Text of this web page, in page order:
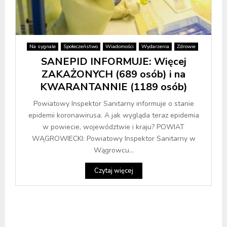
Na sygnale Społeczeństwo Wiadomości Wydarzenia Zdrowie
SANEPID INFORMUJE: Więcej
ZAKAŻONYCH (689 osób) i na
KWARANTANNIE (1189 osób)
Powiatowy Inspektor Sanitarny informuje o stanie
epidemii koronawirusa. A jak wygląda teraz epidemia
w powiecie, województwie i kraju? POWIAT
WĄGROWIECKI: Powiatowy Inspektor Sanitarny w
Wągrowcu...
Czytaj więcej